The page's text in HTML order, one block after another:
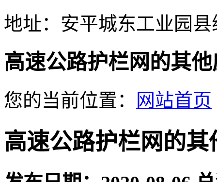
地址：安平城东工业园县
高速公路护栏网的其
您的当前位置： 网站首页
高速公路护栏网的其